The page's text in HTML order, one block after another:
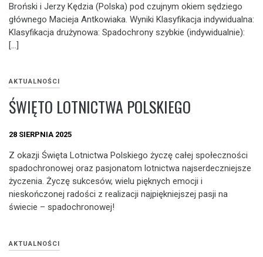
Broński i Jerzy Kędzia (Polska) pod czujnym okiem sędziego
głównego Macieja Antkowiaka. Wyniki Klasyfikacja indywidualna:
Klasyfikacja drużynowa: Spadochrony szybkie (indywidualnie):
[…]
AKTUALNOŚCI
ŚWIĘTO LOTNICTWA POLSKIEGO
28 SIERPNIA 2025
Z okazji Święta Lotnictwa Polskiego życzę całej społeczności
spadochronowej oraz pasjonatom lotnictwa najserdeczniejsze
życzenia. Życzę sukcesów, wielu pięknych emocji i
nieskończonej radości z realizacji najpiękniejszej pasji na
świecie – spadochronowej!
AKTUALNOŚCI